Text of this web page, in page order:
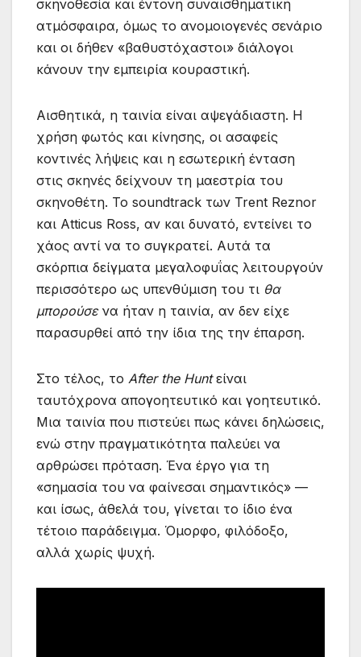
σκηνοθεσία και έντονη συναισθηματική
ατμόσφαιρα, όμως το ανομοιογενές σενάριο
και οι δήθεν «βαθυστόχαστοι» διάλογοι
κάνουν την εμπειρία κουραστική.
Αισθητικά, η ταινία είναι αψεγάδιαστη. Η
χρήση φωτός και κίνησης, οι ασαφείς
κοντινές λήψεις και η εσωτερική ένταση
στις σκηνές δείχνουν τη μαεστρία του
σκηνοθέτη. Το soundtrack των Trent Reznor
και Atticus Ross, αν και δυνατό, εντείνει το
χάος αντί να το συγκρατεί. Αυτά τα
σκόρπια δείγματα μεγαλοφυΐας λειτουργούν
περισσότερο ως υπενθύμιση του τι θα
μπορούσενα ήταν η ταινία, αν δεν είχε
παρασυρθεί από την ίδια της την έπαρση.
Στο τέλος, το After the Huntείναι
ταυτόχρονα απογοητευτικό και γοητευτικό.
Μια ταινία που πιστεύει πως κάνει δηλώσεις,
ενώ στην πραγματικότητα παλεύει να
αρθρώσει πρόταση. Ένα έργο για τη
«σημασία του να φαίνεσαι σημαντικός» —
και ίσως, άθελά του, γίνεται το ίδιο ένα
τέτοιο παράδειγμα. Όμορφο, φιλόδοξο,
αλλά χωρίς ψυχή.